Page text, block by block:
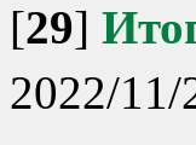
[29]
2022/